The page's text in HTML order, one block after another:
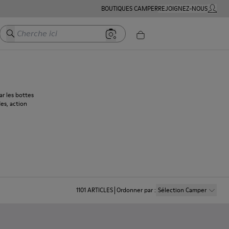
BOUTIQUES CAMPERREJOIGNEZ-NOUSMON
Cherche ici
les bottes
action
1101ARTICLES Ordonner par: Sélection Camper